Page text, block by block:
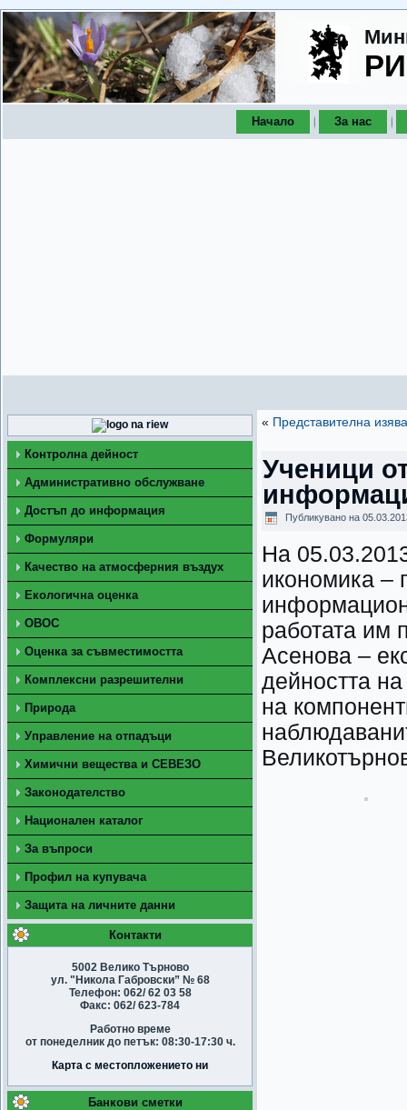
Начало За нас
Контролна дейност
Административно обслужване
Достъп до информация
Формуляри
Качество на атмосферния въздух
Екологична оценка
ОВОС
Оценка за съвместимостта
Комплексни разрешителни
Природа
Управление на отпадъци
Химични вещества и СЕВЕЗО
Законодателство
Национален каталог
За въпроси
Профил на купувача
Защита на личните данни
Контакти
5002 Велико Търново
ул. "Никола Габровски” № 68
Телефон: 062/ 62 03 58
Факс: 062/ 623-784
Работно време
от понеделник до петък: 08:30-17:30 ч.
Карта с местопложението ни
Банкови сметки
« Представителна
Ученици
Публикувано на
На
икономика –
работата им
Асенова –
дейността на
на